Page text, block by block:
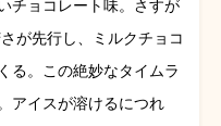
チョコレート味。さすが
が先行し、ミルクチョコ
る。この絶妙なタイムラ
アイスが溶けるにつれ